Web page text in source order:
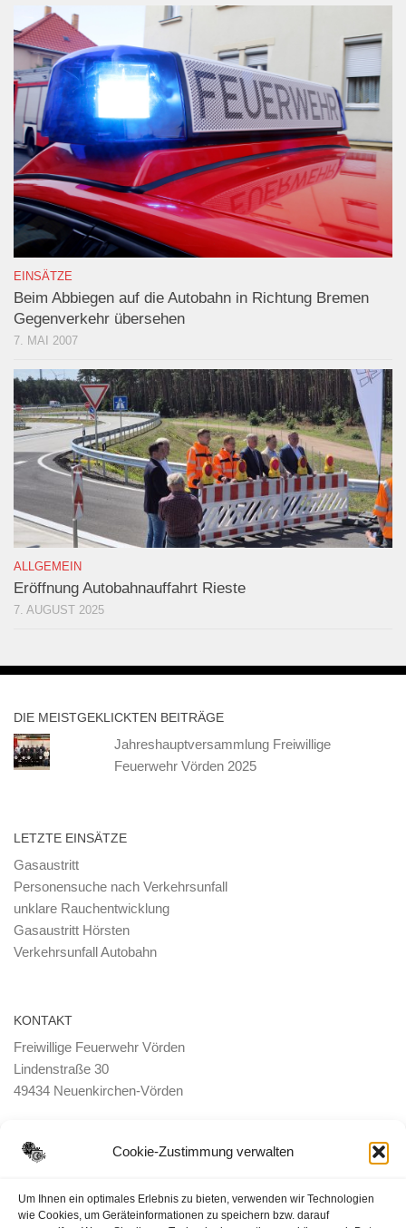
Cookie-Zustimmung verwalten
Um Ihnen ein optimales Erlebnis zu bieten, verwenden wir Technologien
wie Cookies, um Geräteinformationen zu speichern bzw. darauf
EINSÄTZE
Beim Abbiegen auf die Autobahn in Richtung Bremen
Gegenverkehr übersehen
7. MAI 2007
ALLGEMEIN
Eröffnung Autobahnauffahrt Rieste
7. AUGUST 2025
DIE MEISTGEKLICKTEN BEITRÄGE
Jahreshauptversammlung Freiwillige
Feuerwehr Vörden 2025
LETZTE EINSÄTZE
Gasaustritt
Personensuche nach Verkehrsunfall
unklare Rauchentwicklung
Gasaustritt Hörsten
Verkehrsunfall Autobahn
KONTAKT
Freiwillige Feuerwehr Vörden
Lindenstraße 30
49434 Neuenkirchen-Vörden
Datenschutzerklärung